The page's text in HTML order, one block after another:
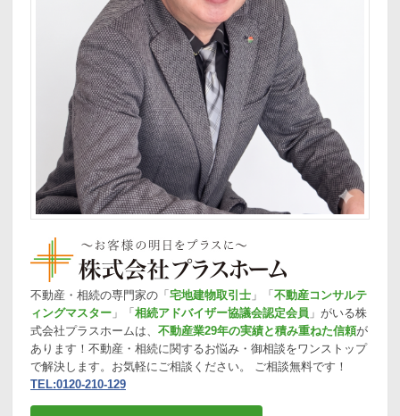
不動産・相続の専門家の「宅地建物取引士 」「不動産コンサルテ
ィングマスター 」「相続アドバイザー協議会認定会員 」がいる株
式会社プラスホームは、 不動産業29年の実績と積み重ねた信頼が
あります！不動産・相続に関するお悩み・御相談をワンストップ
で解決します。お気軽にご相談ください。 ご相談無料です！
TEL:0120-210-129